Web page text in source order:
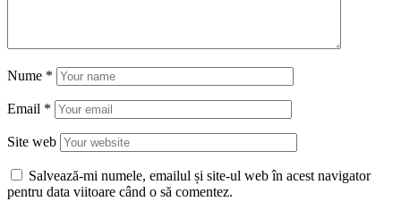
Nume *
Email *
Site web
Salvează-mi numele, emailul și site-ul web în acest navigator
pentru data viitoare când o să comentez.